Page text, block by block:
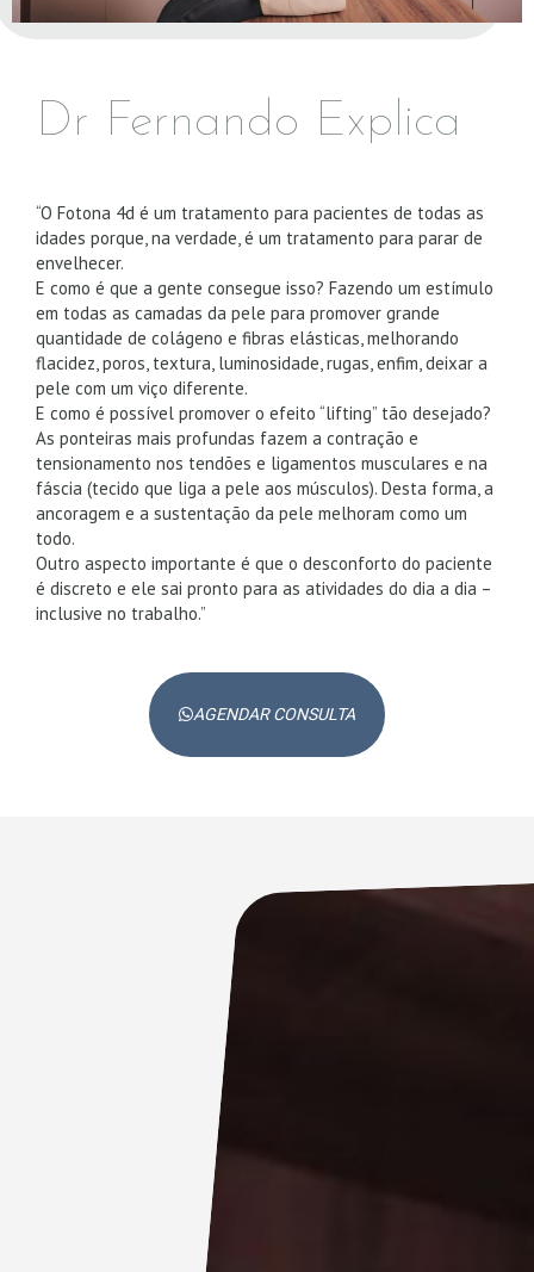
Dr Fernando Explica
“O Fotona 4d é um tratamento para pacientes de todas as
idades porque, na verdade, é um tratamento para parar de
envelhecer.
E como é que a gente consegue isso? Fazendo um estímulo
em todas as camadas da pele para promover grande
quantidade de colágeno e fibras elásticas, melhorando
flacidez, poros, textura, luminosidade, rugas, enfim, deixar a
pele com um viço diferente.
E como é possível promover o efeito “lifting” tão desejado?
As ponteiras mais profundas fazem a contração e
tensionamento nos tendões e ligamentos musculares e na
fáscia (tecido que liga a pele aos músculos). Desta forma, a
ancoragem e a sustentação da pele melhoram como um
todo.
Outro aspecto importante é que o desconforto do paciente
é discreto e ele sai pronto para as atividades do dia a dia –
inclusive no trabalho.”
AGENDAR CONSULTA